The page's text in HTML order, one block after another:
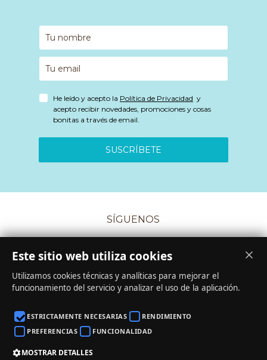
He leído y acepto la Política de Privacidad y
acepto recibir novedades, promociones y cosas
bonitas a través de email.
SUSCRÍBETE
SÍGUENOS
CONDICIONES DE COMPRA·
AVISO LEGAL
Este sitio web utiliza cookies
Utilizamos cookies técnicas y analíticas para mejorar el
funcionamiento del servicio y analizar el uso de la aplicación.
ESTRICTAMENTE NECESARIAS
RENDIMIENTO
PREFERENCIAS
FUNCIONALIDAD
MOSTRAR DETALLES